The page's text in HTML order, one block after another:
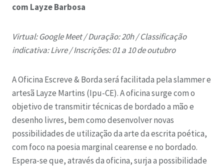
com Layze Barbosa
Virtual: Google Meet /Duração: 20h /Classificação
indicativa: Livre /Inscrições: 01 a 10 de outubro
A Oficina Escreve & Borda será facilitada pela slammer e
artesã Layze Martins (Ipu-CE). A oficina surge com o
objetivo de transmitir técnicas de bordado a mão e
desenho livres, bem como desenvolver novas
possibilidades de utilização da arte da escrita poética,
com foco na poesia marginal cearense e no bordado.
Espera-se que, através da oficina, surja a possibilidade